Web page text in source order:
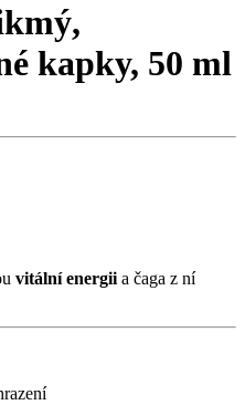
kapky, 50 ml
vitální energii a čaga z ní